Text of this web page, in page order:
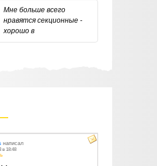
Мне больше всего
нравятся секционные -
хорошо в